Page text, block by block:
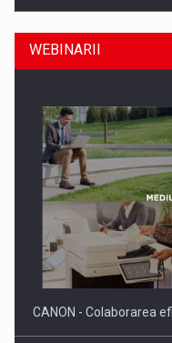
Ce nu stiu Directorii de
WEBINARII
CANON - Colaborarea